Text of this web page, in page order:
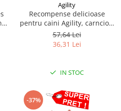
Agility
Recompense delicioase
pentru caini Agility, carnciori
uscati de vita-7cm, 500g
57,64 Lei
36,31 Lei
IN STOC
-37%